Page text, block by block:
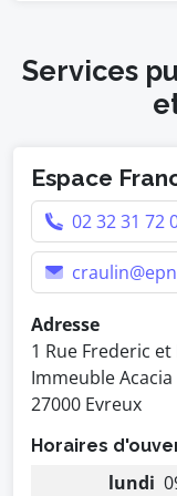
Services
Espace
02 32 31 72
Adresse
1 Rue Frederic
Immeuble Acacia
27000 Evreux
Horaires
lundi